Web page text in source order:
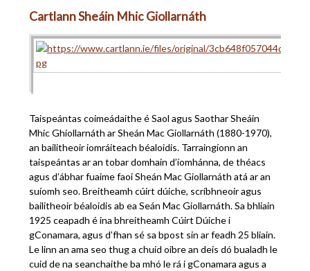
Cartlann Sheáin Mhic Giollarnáth
Taispeántas coimeádaithe é Saol agus Saothar Sheáin
Mhic Ghiollarnáth ar Sheán Mac Giollarnáth (1880-1970),
an bailitheoir iomráiteach béaloidis. Tarraingíonn an
taispeántas ar an tobar domhain d’íomhánna, de théacs
agus d’ábhar fuaime faoi Sheán Mac Giollarnáth atá ar an
suíomh seo. Breitheamh cúirt dúiche, scríbhneoir agus
bailitheoir béaloidis ab ea Seán Mac Giollarnáth. Sa bhliain
1925 ceapadh é ina bhreitheamh Cúirt Dúiche i
gConamara, agus d’fhan sé sa bpost sin ar feadh 25 bliain.
Le linn an ama seo thug a chuid oibre an deis dó bualadh le
cuid de na seanchaithe ba mhó le rá i gConamara agus a